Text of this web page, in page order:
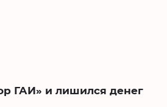
ГАИ» и лишился денег